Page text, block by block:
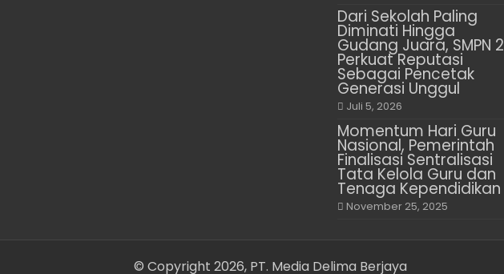
Dari Sekolah Paling
Diminati Hingga
Gudang Juara, SMPN 2
Perkuat Reputasi
Sebagai Pencetak
Generasi Unggul
Juli 5, 2026
Momentum Hari Guru
Nasional, Pemerintah
Finalisasi Sentralisasi
Tata Kelola Guru dan
Tenaga Kependidikan
November 25, 2025
© Copyright 2026, PT. Media Delima Berjaya